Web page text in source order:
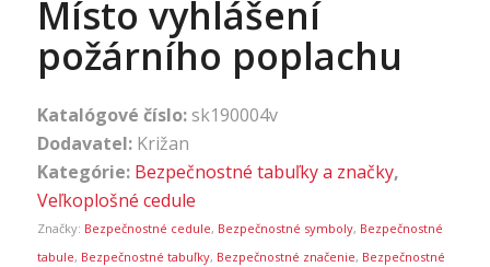
Místo vyhlášení
požárního poplachu
Katalógové číslo:sk190004v
Dodavatel: Križan
Kategórie: Bezpečnostné tabuľky a značky,
Veľkoplošné cedule
Značky: Bezpečnostné cedule, Bezpečnostné symboly, Bezpečnostné
tabule, Bezpečnostné tabuľky, Bezpečnostné značenie, Bezpečnostné